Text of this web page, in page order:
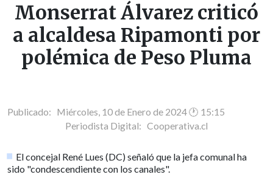
Monserrat Álvarez criticó
a alcaldesa Ripamonti por
polémica de Peso Pluma
Publicado: Miércoles, 10 de Enero de 2024 🕐 15:15
Periodista Digital: Cooperativa.cl
El concejal René Lues (DC) señaló que la jefa comunal ha
sido "condescendiente con los canales".